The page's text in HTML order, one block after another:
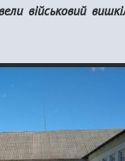
військовий